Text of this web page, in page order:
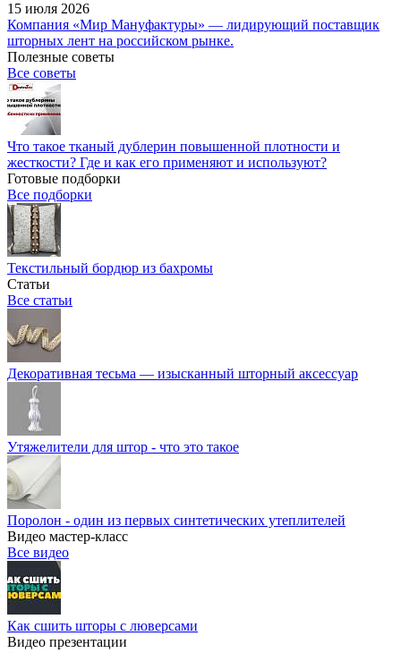
15 июля 2026
Компания «Мир Мануфактуры» — лидирующий поставщик
шторных лент на российском рынке.
Полезные советы
Все советы
Что такое тканый дублерин повышенной плотности и
жесткости? Где и как его применяют и используют?
Готовые подборки
Все подборки
Текстильный бордюр из бахромы
Статьи
Все статьи
Декоративная тесьма — изысканный шторный аксессуар
Утяжелители для штор - что это такое
Поролон - один из первых синтетических утеплителей
Видео мастер-класс
Все видео
Как сшить шторы с люверсами
Видео презентации